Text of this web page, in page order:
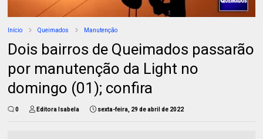
Início Queimados Manutenção
Dois bairros de Queimados passarão
por manutenção da Light no
domingo (01); confira
0 Editora Isabela sexta-feira, 29 de abril de 2022